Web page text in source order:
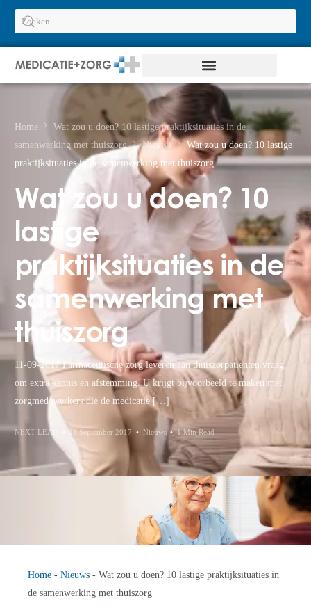
Home
Wat zou u doen? 10 lastige praktijksituaties in de
samenwerking met thuiszorg
Nieuws
Wat zou u doen? 10 lastige
praktijksituaties in de samenwerking met thuiszorg
Wat zou u doen? 10
lastige
praktijksituaties in de
samenwerking met
thuiszorg
11-09-2017 Farmaceutische zorg leveren aan thuiszorpatienten vraag
om extra kennis en afstemming. U krijgt bijvoorbeeld te maken met
zorgmedewerkers die de medicatie […]
NEXT LEAD 11 September 2017 Nieuws 1 Min Read
Home -Nieuws -Wat zou u doen? 10 lastige praktijksituaties in
de samenwerking met thuiszorg